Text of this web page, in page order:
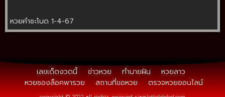
หวยคำชะโนด 1-4-67
เลขเด็ดงวดนี้ ข่าวหวย ทำนายฝัน
หวยลาว
หวยซองล็อคพารวย
สถานที่ขอหวย ตรวจหวยออนไลน์